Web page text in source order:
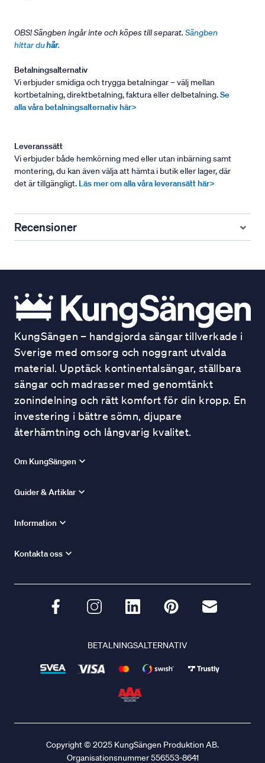
OBS! Sängben ingår inte och köpes till separat. Sängben
hittar duhär.
Betalningsalternativ
Vi erbjuder smidiga och trygga betalningar – välj mellan
kortbetalning, direktbetalning, faktura eller delbetalning.Se
alla våra betalningsalternativ här>
Leveranssätt
Vi erbjuder både hemkörning med eller utan inbärning samt
montering, du kan även välja att hämta i butik eller lager, där
det är tillgängligt. Läs mer om alla våra leveransätt här>
Recensioner
KungSängen – handgjorda sängar tillverkade i
Sverige med omsorg och noggrant utvalda
material. Upptäck kontinentalsängar, ställbara
sängar och madrasser med genomtänkt
zonindelning och rätt komfort för din kropp. En
investering i bättre sömn, djupare
återhämtning och långvarig kvalitet.
Om KungSängen
Guider & Artiklar
Information
Kontakta oss
BETALNINGSALTERNATIV
Copyright © 2025 KungSängen Produktion AB.
Organisationsnummer 556553-8641